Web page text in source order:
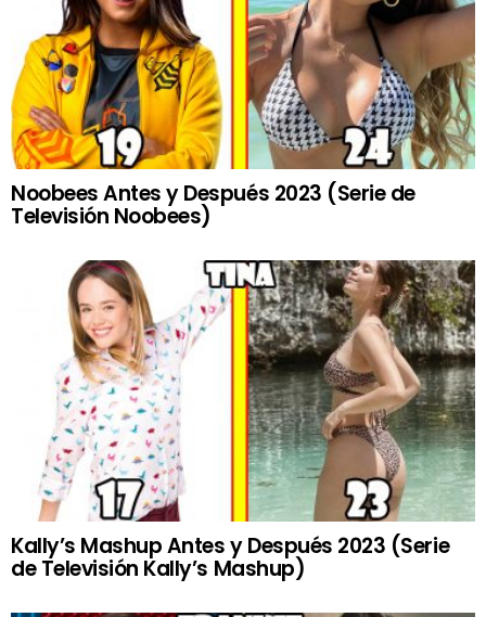
Noobees Antes y Después 2023 (Serie de
Televisión Noobees)
Kally’s Mashup Antes y Después 2023 (Serie
de Televisión Kally’s Mashup)